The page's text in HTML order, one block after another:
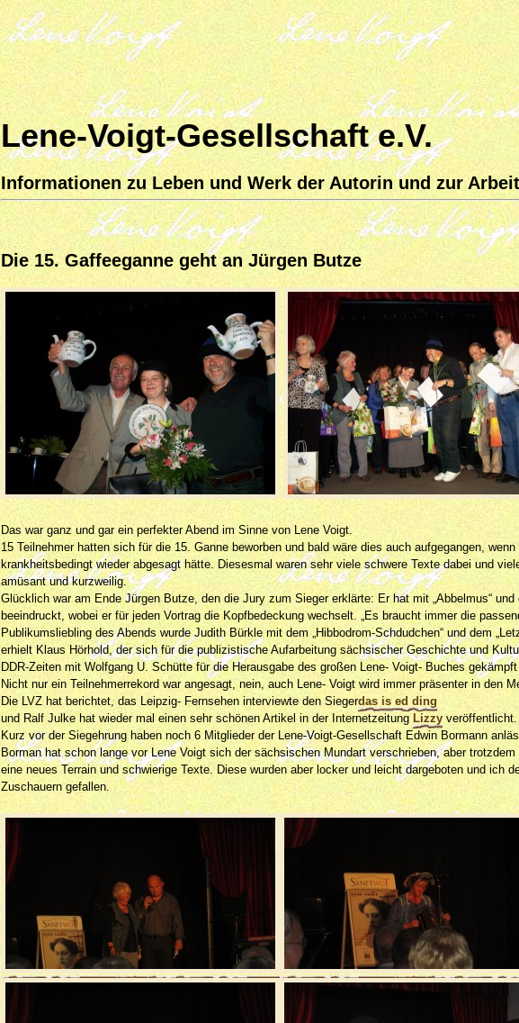
Lene-Voigt-Gesellschaft e.V.
Informationen zu Leben und Werk der Autorin und zur
Die 15. Gaffeeganne geht an Jürgen Butze
Das war ganz und gar ein perfekter Abend im Sinne von Lene Voigt.
15 Teilnehmer hatten sich für die 15. Ganne beworben und bald wäre dies auch aufgegangen,
krankheitsbedingt wieder abgesagt hätte. Diesesmal waren sehr viele schwere Texte dabei und
amüsant und kurzweilig.
Glücklich war am Ende Jürgen Butze, den die Jury zum Sieger erklärte: Er hat mit „Abbelmus“ und
beeindruckt, wobei er für jeden Vortrag die Kopfbedeckung wechselt. „Es braucht immer die
Publikumsliebling des Abends wurde Judith Bürkle mit dem „Hibbodrom-Schdudchen“ und dem
erhielt Klaus Hörhold, der sich für die publizistische Aufarbeitung sächsischer Geschichte und
DDR-Zeiten mit Wolfgang U. Schütte für die Herausgabe des großen Lene- Voigt- Buches
Nicht nur ein Teilnehmerrekord war angesagt, nein, auch Lene- Voigt wird immer präsenter in den
Die LVZ hat berichtet, das Leipzig- Fernsehen interviewte den Siegerdas is ed ding
und Ralf Julke hat wieder mal einen sehr schönen Artikel in der Internetzeitung Lizzy
Kurz vor der Siegehrung haben noch 6 Mitglieder der Lene-Voigt-Gesellschaft Edwin Bormann
Borman hat schon lange vor Lene Voigt sich der sächsischen Mundart verschrieben, aber
eine neues Terrain und schwierige Texte. Diese wurden aber locker und leicht dargeboten und ich
Zuschauern gefallen.